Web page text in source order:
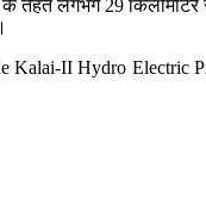
लगभग 29 किलोमीटर
II Hydro Electric